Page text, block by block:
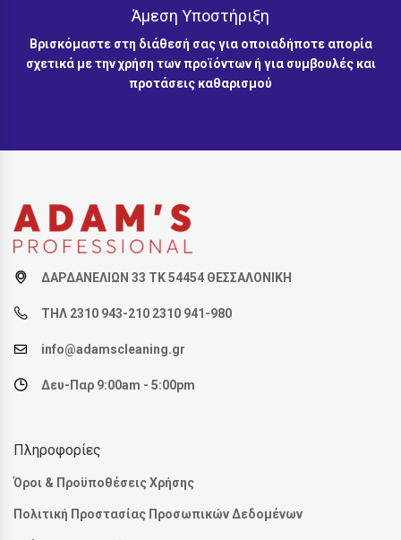
Άμεση Υποστήριξη
Βρισκόμαστε στη διάθεσή σας για οποιαδήποτε απορία
σχετικά με την χρήση των προϊόντων ή για συμβουλές και
προτάσεις καθαρισμού
ΔΑΡΔΑΝΕΛΙΩΝ 33 ΤΚ 54454 ΘΕΣΣΑΛΟΝΙΚΗ
ΤΗΛ 2310 943-210 2310 941-980
info@adamscleaning.gr
Δευ-Παρ 9:00am - 5:00pm
Πληροφορίες
Όροι & Προϋποθέσεις Χρήσης
Πολιτική Προστασίας Προσωπικών Δεδομένων